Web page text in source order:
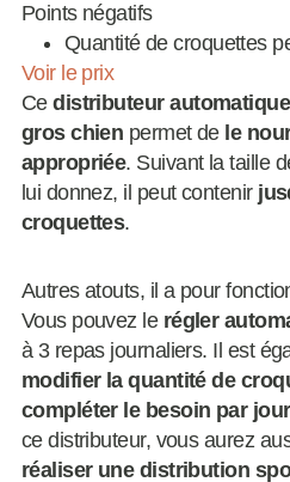
Points négatifs
Quantité de croquettes
Voir le prix
Cedistributeur
gros chien permet de le
appropriée. Suivant la taille
lui donnez, il peut contenir
croquettes.
Autres atouts, il a pour
Vous pouvez le régler
à 3 repas journaliers. Il est
modifier la quantité de
compléter le besoin par
ce distributeur, vous aurez
réaliser une distribution